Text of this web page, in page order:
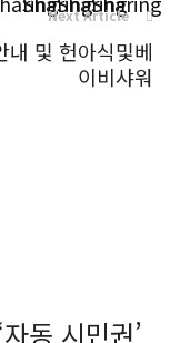
Next Article
내 및 헌아식및베
이비샤워
동 시민권’